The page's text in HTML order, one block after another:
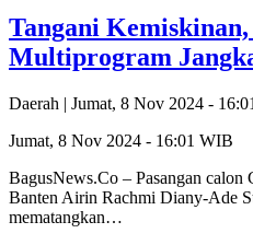
Tangani
Multiprogram
Daerah | Jumat, 8 Nov 2024 -
Jumat, 8 Nov 2024 - 16:01 WIB
BagusNews.Co – Pasangan
Banten Airin Rachmi Diany-Ade
mematangkan…